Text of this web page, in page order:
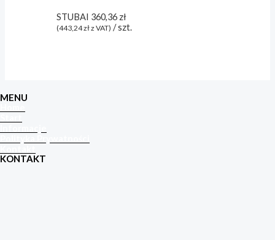
STUBAI 360,36 zł
(443,24złz VAT) / szt.
MENU
KONTAKT